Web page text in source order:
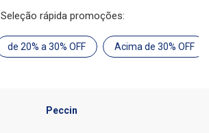
Seleção rápida promoções:
de 20% a 30% OFF Acima de 30% OFF
Peccin